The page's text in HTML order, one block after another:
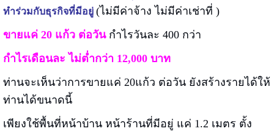
ทำร่วมกับธุรกิจที่มีอยู่ (ไม่มีค่าจ้าง ไม่มีค่าเช่าที่ )
ขายแค่ 20 แก้ว ต่อวัน กำไรวันละ 400 กว่า
กำไรเดือนละ ไม่ต่ำกว่า 12,000 บาท
ท่านจะเห็นว่าการขายแค่ 20แก้ว ต่อวัน ยังสร้างรายได้ให้
ท่านได้ขนาดนี้
เพียงใช้พื้นที่หน้าบ้าน หน้าร้านที่มีอยู่ แค่ 1.2 เมตร ตั้ง